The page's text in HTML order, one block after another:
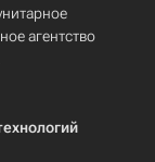
агентство